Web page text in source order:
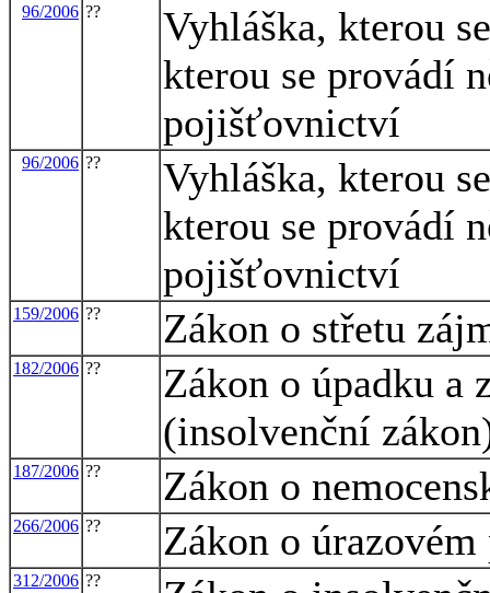
96/2006 ??
Vyhláška, kterou
kterou se provádí
pojišťovnictví
96/2006 ??
Vyhláška, kterou
kterou se provádí
pojišťovnictví
159/2006 ?? Zákon o střetu
182/2006 ??
Zákon o úpadku a
(insolvenční
187/2006 ?? Zákon o
266/2006 ?? Zákon o
312/2006 ??